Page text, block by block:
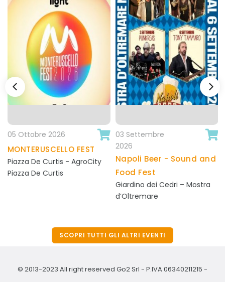
+ info
/evento_dettagli.php
05 Ottobre 2026
MONTERUSCELLO FEST
Piazza De Curtis - AgroCity
Piazza De Curtis
+ info
/evento_dettagli.php
03 Settembre
2026
Napoli Beer - Sound and
Food Fest
Giardino dei Cedri – Mostra
d’Oltremare
SCOPRI TUTTI GLI ALTRI EVENTI
© 2013-2023 All right reserved Go2 Srl - P.IVA 06340211215 -